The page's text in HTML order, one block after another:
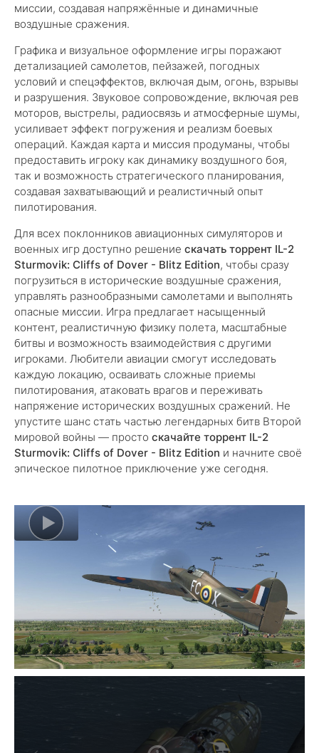
миссии, создавая напряжённые и динамичные
воздушные сражения.
Графика и визуальное оформление игры поражают
детализацией самолетов, пейзажей, погодных
условий и спецэффектов, включая дым, огонь, взрывы
и разрушения. Звуковое сопровождение, включая рев
моторов, выстрелы, радиосвязь и атмосферные шумы,
усиливает эффект погружения и реализм боевых
операций. Каждая карта и миссия продуманы, чтобы
предоставить игроку как динамику воздушного боя,
так и возможность стратегического планирования,
создавая захватывающий и реалистичный опыт
пилотирования.
Для всех поклонников авиационных симуляторов и
военных игр доступно решение скачать торрент IL-2
Sturmovik: Cliffs of Dover - Blitz Edition, чтобы сразу
погрузиться в исторические воздушные сражения,
управлять разнообразными самолетами и выполнять
опасные миссии. Игра предлагает насыщенный
контент, реалистичную физику полета, масштабные
битвы и возможность взаимодействия с другими
игроками. Любители авиации смогут исследовать
каждую локацию, осваивать сложные приемы
пилотирования, атаковать врагов и переживать
напряжение исторических воздушных сражений. Не
упустите шанс стать частью легендарных битв Второй
мировой войны — просто скачайте торрент IL-2
Sturmovik: Cliffs of Dover - Blitz Edition и начните своё
эпическое пилотное приключение уже сегодня.